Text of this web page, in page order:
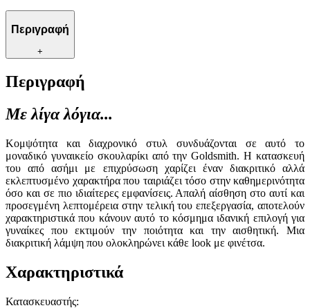
Περιγραφή
+
Περιγραφή
Με λίγα λόγια...
Κομψότητα και διαχρονικό στυλ συνδυάζονται σε αυτό το
μοναδικό γυναικείο σκουλαρίκι από την Goldsmith. Η κατασκευή
του από ασήμι με επιχρύσωση χαρίζει έναν διακριτικό αλλά
εκλεπτυσμένο χαρακτήρα που ταιριάζει τόσο στην καθημερινότητα
όσο και σε πιο ιδιαίτερες εμφανίσεις. Απαλή αίσθηση στο αυτί και
προσεγμένη λεπτομέρεια στην τελική του επεξεργασία, αποτελούν
χαρακτηριστικά που κάνουν αυτό το κόσμημα ιδανική επιλογή για
γυναίκες που εκτιμούν την ποιότητα και την αισθητική. Μια
διακριτική λάμψη που ολοκληρώνει κάθε look με φινέτσα.
Χαρακτηριστικά
Κατασκευαστής: